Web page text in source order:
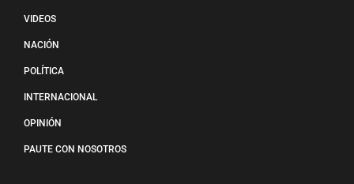
VIDEOS
NACIÓN
POLÍTICA
INTERNACIONAL
OPINIÓN
PAUTE CON NOSOTROS